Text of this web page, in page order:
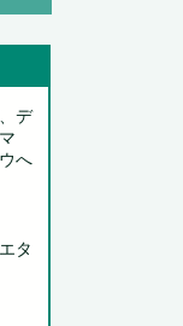
デ
へ
タ